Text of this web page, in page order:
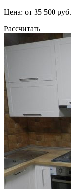
Цена: от 35 500 руб.
Рассчитать